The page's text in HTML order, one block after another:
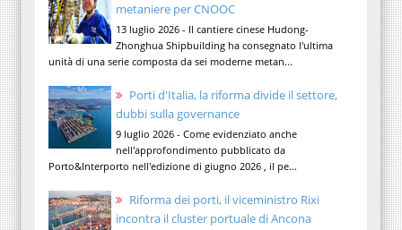
metaniere per CNOOC
13 luglio 2026 - Il cantiere cinese Hudong-
Zhonghua Shipbuilding ha consegnato l'ultima
unità di una serie composta da sei moderne metan...
Porti d'Italia, la riforma divide il settore,
dubbi sulla governance
9 luglio 2026 - Come evidenziato anche
nell'approfondimento pubblicato da
Porto&Interporto nell'edizione di giugno 2026 , il pe...
Riforma dei porti, il viceministro Rixi
incontra il cluster portuale di Ancona